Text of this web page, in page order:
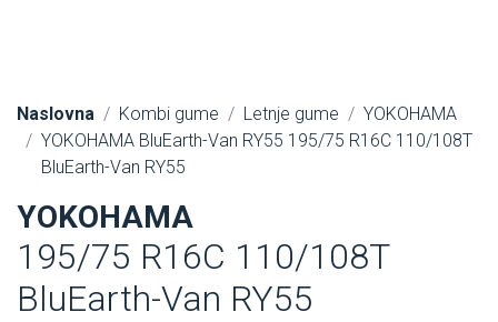
Naslovna Kombi gume Letnje gume
YOKOHAMA
YOKOHAMA BluEarth-Van RY55 195/75 R16C 110/108T
BluEarth-Van RY55
YOKOHAMA
195/75 R16C 110/108T
BluEarth-Van RY55